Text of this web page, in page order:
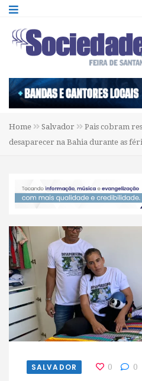
Home Salvador
Pais cobram
desaparecer na Bahia durante as
SALVADOR 0 0